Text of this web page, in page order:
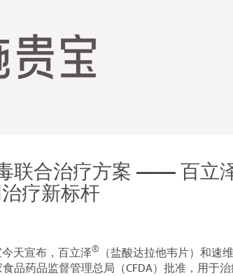
联合治疗方案 —— 百立
疗新标杆
天宣布，百立泽® （盐酸达拉他韦片）和速
品药品监督管理总局（CFDA）批准，用于